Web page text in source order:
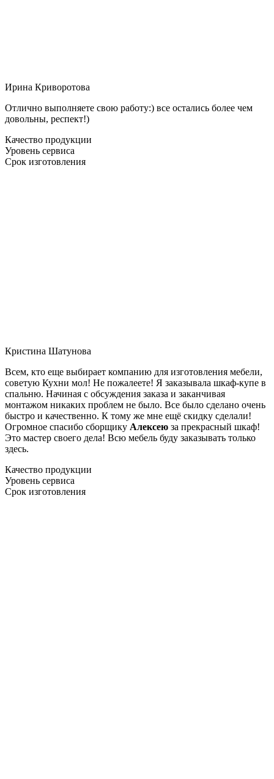
Ирина Криворотова
Отлично выполняете свою работу:) все остались более чем
довольны, респект!)
Качество продукции
Уровень сервиса
Срок изготовления
Кристина Шатунова
Всем, кто еще выбирает компанию для изготовления мебели,
советую Кухни мол! Не пожалеете! Я заказывала шкаф-купе в
спальню. Начиная с обсуждения заказа и заканчивая
монтажом никаких проблем не было. Все было сделано очень
быстро и качественно. К тому же мне ещё скидку сделали!
Огромное спасибо сборщику Алексею за прекрасный шкаф!
Это мастер своего дела! Всю мебель буду заказывать только
здесь.
Качество продукции
Уровень сервиса
Срок изготовления